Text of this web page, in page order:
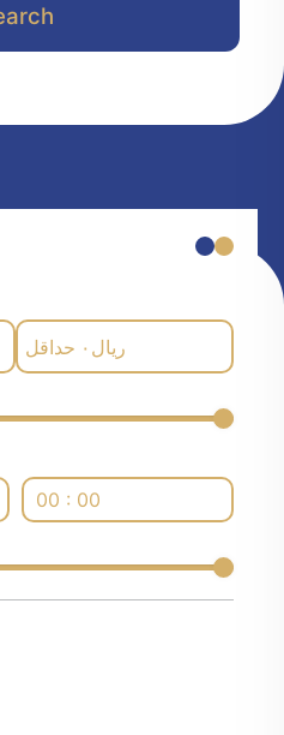
حداقل ۰ ریال
00 : 00